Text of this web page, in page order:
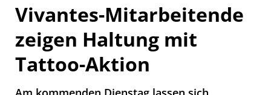
Vivantes-Mitarbeitende
zeigen Haltung mit
Tattoo-Aktion